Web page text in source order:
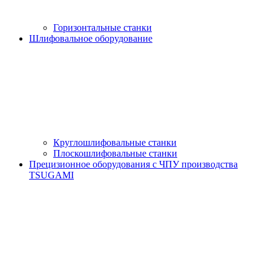
Горизонтальные станки
Шлифовальное оборудование
Круглошлифовальные станки
Плоскошлифовальные станки
Прецизионное оборудования с ЧПУ производства
TSUGAMI